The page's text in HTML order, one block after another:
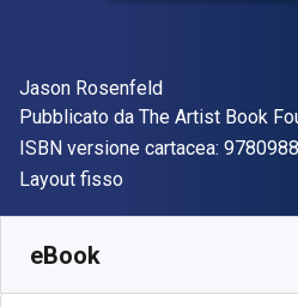
Autore(i)
Jason Rosenfeld
Editore
Pubblicato da The Artist Book
ISBN versione cartacea:
Formato
Layout fisso
eBook